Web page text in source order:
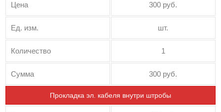
Цена 300 руб.
Ед. изм. шт.
Количество 1
Сумма 300 руб.
Прокладка эл. кабеля внутри штробы